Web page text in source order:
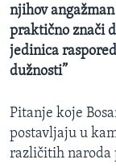
njihov
praktično znači
jedinica
dužnosti”
Pitanje koje
postavljaju u
različitih naroda